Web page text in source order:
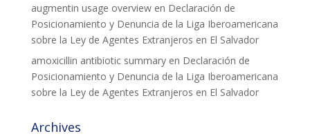
augmentin usage overviewen Declaración de
Posicionamiento y Denuncia de la Liga Iberoamericana
sobre la Ley de Agentes Extranjeros en El Salvador
amoxicillin antibiotic summaryen Declaración de
Posicionamiento y Denuncia de la Liga Iberoamericana
sobre la Ley de Agentes Extranjeros en El Salvador
Archives